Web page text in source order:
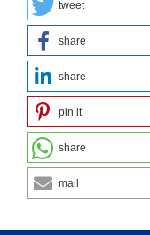
tweet
share
share
pin it
share
mail